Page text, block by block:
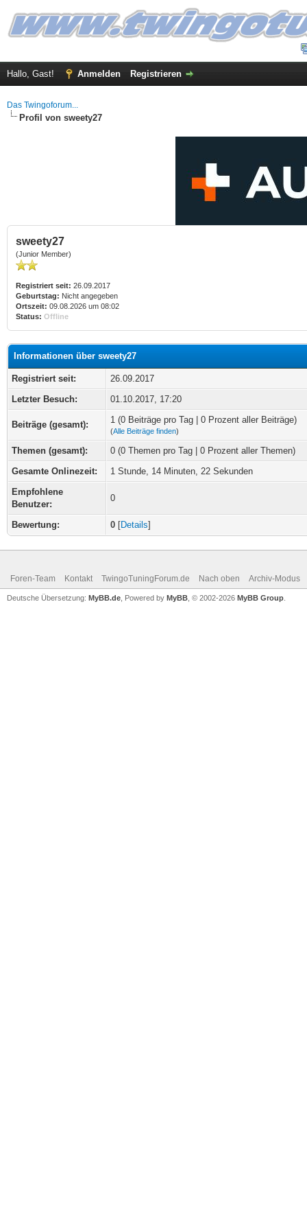
Hallo, Gast! Anmelden Registrieren
Das Twingoforum...
Profil von sweety27
sweety27
(Junior Member)
Registriert seit: 26.09.2017
Geburtstag: Nicht angegeben
Ortszeit: 09.08.2026 um 08:02
Status: Offline
Informationen über sweety27
Registriert seit:
26.09.2017
Letzter Besuch:
01.10.2017, 17:20
Beiträge (gesamt): 1 (0 Beiträge pro Tag | 0 Prozent aller Beiträge)
(Alle Beiträge finden)
Themen (gesamt):
0 (0 Themen pro Tag | 0 Prozent aller Themen)
Gesamte Onlinezeit:
1 Stunde, 14 Minuten, 22 Sekunden
Empfohlene
Benutzer:
0
Bewertung: 0 [Details]
Foren-Team Kontakt TwingoTuningForum.de Nach oben Archiv-Modus
Deutsche Übersetzung: MyBB.de , Powered by MyBB , © 2002-2026 MyBB Group